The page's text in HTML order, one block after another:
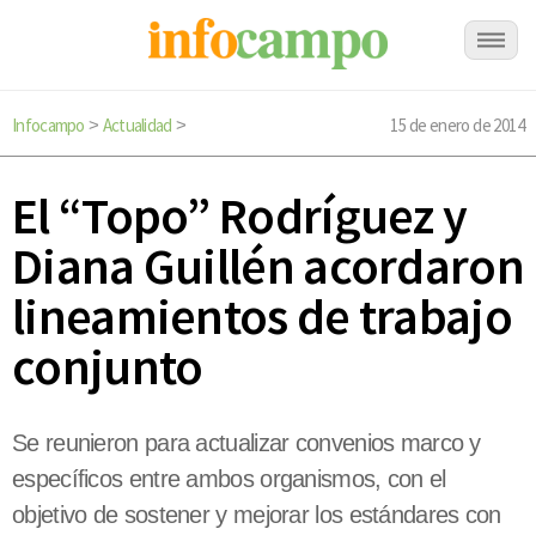
Infocampo > Actualidad > 15 de enero de 2014
El “Topo” Rodríguez y
Diana Guillén acordaron
lineamientos de trabajo
conjunto
Se reunieron para actualizar convenios marco y
específicos entre ambos organismos, con el
objetivo de sostener y mejorar los estándares con